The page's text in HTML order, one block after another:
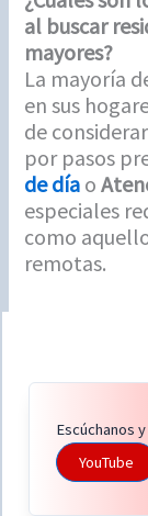
al buscar
mayores?
La mayoría
en sus
de
por pasos
de día o
especiales
como
remotas.
Escúchanos
YouTube